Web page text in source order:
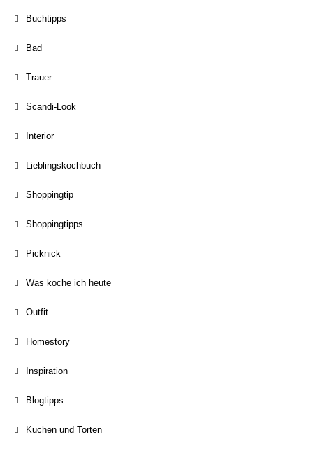
Buchtipps
Bad
Trauer
Scandi-Look
Interior
Lieblingskochbuch
Shoppingtip
Shoppingtipps
Picknick
Was koche ich heute
Outfit
Homestory
Inspiration
Blogtipps
Kuchen und Torten